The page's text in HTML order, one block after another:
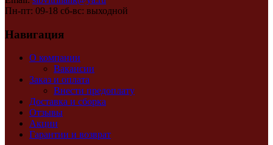
Пн-пт: 09-18 сб-вс: выходной
Навигация
О компании
Вакансии
Заказ и оплата
Внести предоплату
Доставка и сборка
Отзывы
Акции
Гарантии и возврат